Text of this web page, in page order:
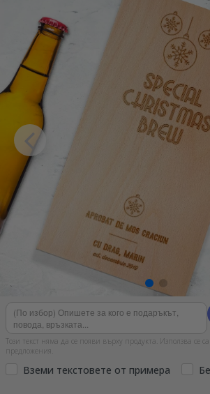
Този текст няма да се появи върху продукта. Използва се
предложения.
Вземи текстовете от примера